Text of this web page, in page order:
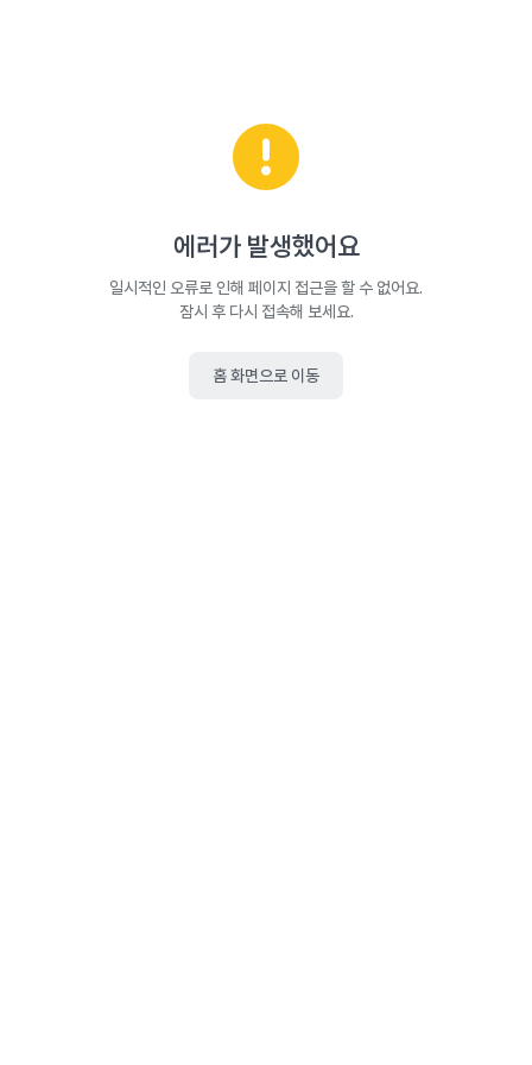
에러가 발생했어요
일시적인 오류로 인해 페이지 접근을 할 수 없어요.
잠시 후 다시 접속해 보세요.
홈 화면으로 이동